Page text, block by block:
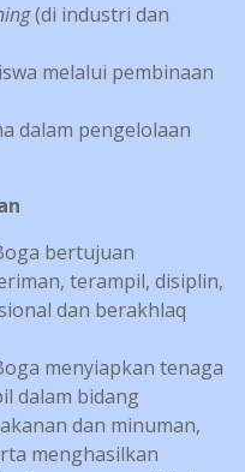
(di industri dan
melalui pembinaan
dalam pengelolaan
bertujuan
terampil, disiplin,
dan berakhlaq
menyiapkan tenaga
dalam bidang
dan minuman,
menghasilkan